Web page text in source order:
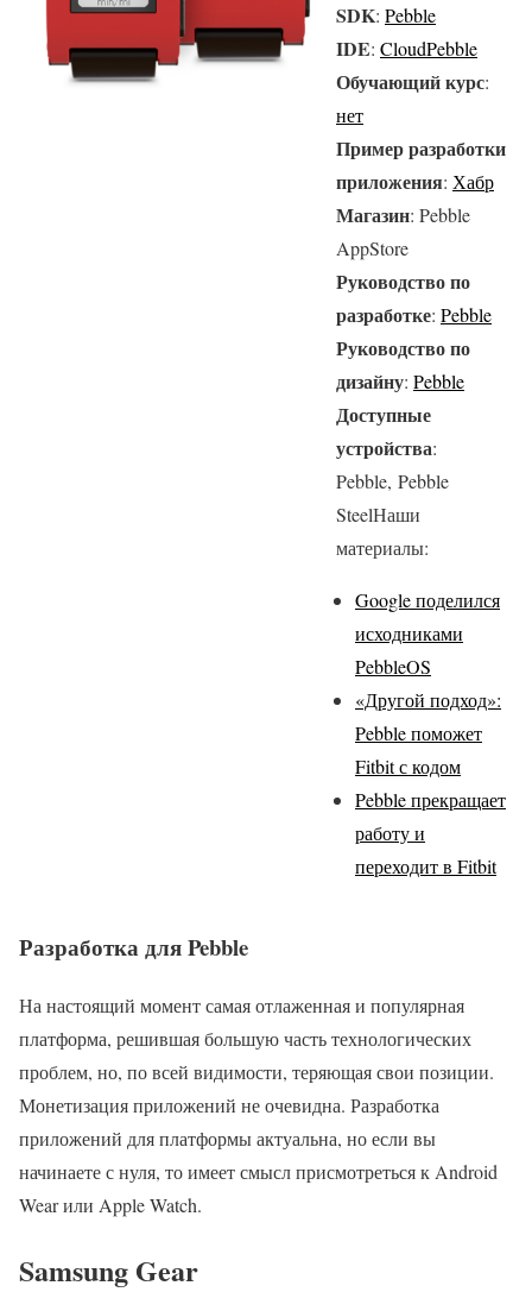
SDK: Pebble
IDE: CloudPebble
Обучающий курс:
нет
Пример разработки
приложения: Хабр
Магазин: Pebble
AppStore
Руководство по
разработке: Pebble
Руководство по
дизайну: Pebble
Доступные
устройства:
Pebble, Pebble
SteelНаши
материалы:
Google поделился
исходниками
PebbleOS
«Другой подход»:
Pebble поможет
Fitbit с кодом
Pebble прекращает
работу и
переходит в Fitbit
Разработка для Pebble
На настоящий момент самая отлаженная и популярная
платформа, решившая большую часть технологических
проблем, но, по всей видимости, теряющая свои позиции.
Монетизация приложений не очевидна. Разработка
приложений для платформы актуальна, но если вы
начинаете с нуля, то имеет смысл присмотреться к Android
Wear или Apple Watch.
Samsung Gear